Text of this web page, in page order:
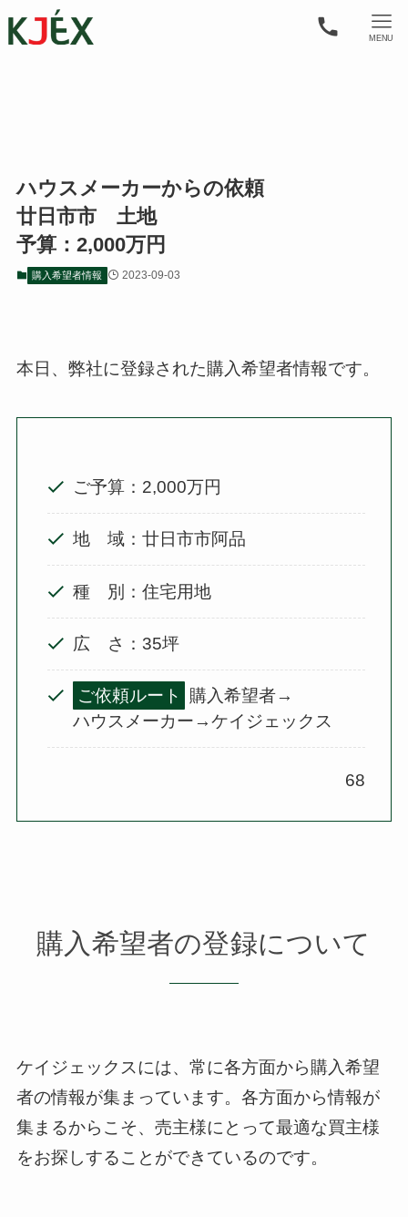
MENU
ハウスメーカーからの依頼
廿日市市 土地
予算：2,000万円
購入希望者情報 2023-09-03
本日、弊社に登録された購入希望者情報です。
ご予算：2,000万円
地 域：廿日市市阿品
種 別：住宅用地
広 さ：35坪
ご依頼ルート
購入希望者→
ハウスメーカー→ケイジェックス
68
購入希望者の登録について
ケイジェックスには、常に各方面から購入希望
者の情報が集まっています。 各方面から情報が
集まるからこそ、売主様にとって最適な買主様
をお探しすることができているのです。